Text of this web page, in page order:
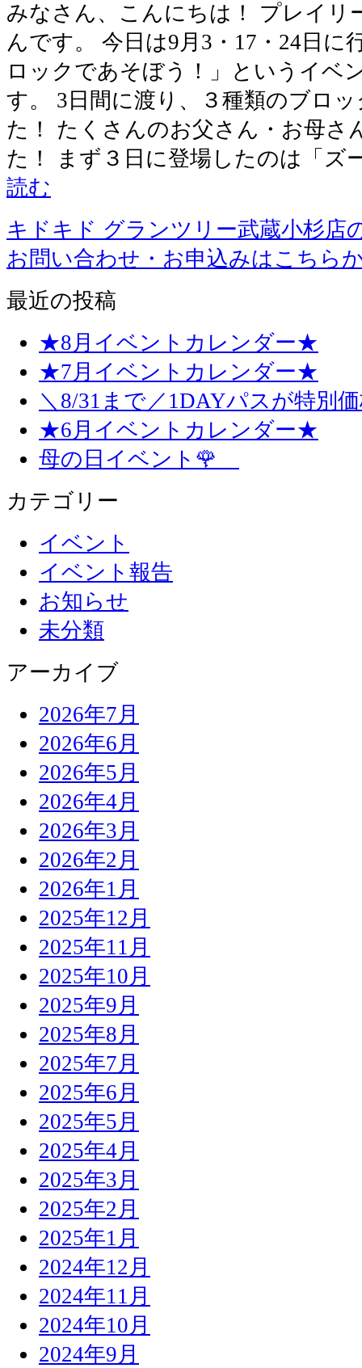
みなさん、こんにちは！ プレイリ
んです。 今日は9月3・17・24日に
ロックであそぼう！」というイベ
す。 3日間に渡り、３種類のブロ
た！ たくさんのお父さん・お母さ
た！ まず３日に登場したのは「
読む
キドキド グランツリー武蔵小杉店
お問い合わせ・お申込みはこちら
最近の投稿
★8月イベントカレンダー★
★7月イベントカレンダー★
＼8/31まで／1DAYパスが特別
★6月イベントカレンダー★
母の日イベント🌹
カテゴリー
イベント
イベント報告
お知らせ
未分類
アーカイブ
2026年7月
2026年6月
2026年5月
2026年4月
2026年3月
2026年2月
2026年1月
2025年12月
2025年11月
2025年10月
2025年9月
2025年8月
2025年7月
2025年6月
2025年5月
2025年4月
2025年3月
2025年2月
2025年1月
2024年12月
2024年11月
2024年10月
2024年9月